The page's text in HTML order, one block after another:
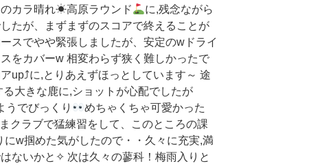
カラ晴れ☀高原ラウンド
に,残念ながら
たが、まずまずのスコアで終えることが
スでやや緊張しましたが、安定のwドライ
をカバーw 相変わらず狭く難しかったで
up⤴に,とりあえずほっとしています～ 途
大きな鹿に,ショットが心配でしたが
うでびっくり
めちゃくちゃ可愛かった
クラブで猛練習をして、このところの課
w掴めた気がしたので・・久々に充実,満
ないかと✧ 次は久々の蓼科！梅雨入りと